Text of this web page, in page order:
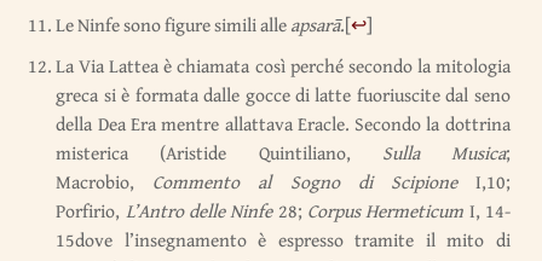
Le Ninfe sono figure simili alleapsarā.[↩]
La Via Lattea è chiamata così perché secondo la mitologia
greca si è formata dalle gocce di latte fuoriuscite dal seno
della Dea Era mentre allattava Eracle. Secondo la dottrina
misterica (Aristide Quintiliano, Sulla Musica;
Macrobio, Commento al Sogno di Scipione I,10;
Porfirio, L’Antro delle Ninfe28; Corpus Hermeticum I, 14-
15dove l’insegnamento è espresso tramite il mito di